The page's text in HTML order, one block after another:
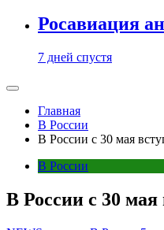
Росавиация
7 дней спустя
Главная
В России
В России с 30 мая
В России
В России с 30